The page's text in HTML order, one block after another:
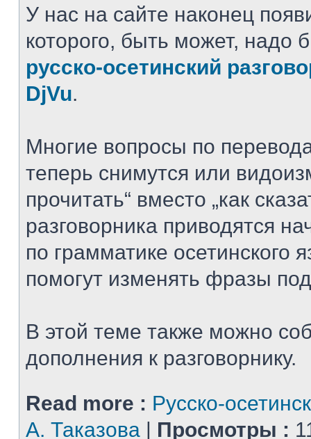
У нас на сайте наконец
которого, быть может, надо
русско-осетинский
DjVu.
Многие вопросы по
теперь снимутся или
прочитать“ вместо „как
разговорника приводятся
по грамматике осетинского
помогут изменять фразы
В этой теме также можно
дополнения к разговорнику.
Read more : Русско-
А. Таказова | Просмотры :